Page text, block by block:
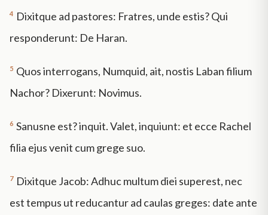
4 Dixitque ad pastores: Fratres, unde estis? Qui
responderunt: De Haran.
5 Quos interrogans, Numquid, ait, nostis Laban filium
Nachor? Dixerunt: Novimus.
6 Sanusne est? inquit. Valet, inquiunt: et ecce Rachel
filia ejus venit cum grege suo.
7 Dixitque Jacob: Adhuc multum diei superest, nec
est tempus ut reducantur ad caulas greges: date ante